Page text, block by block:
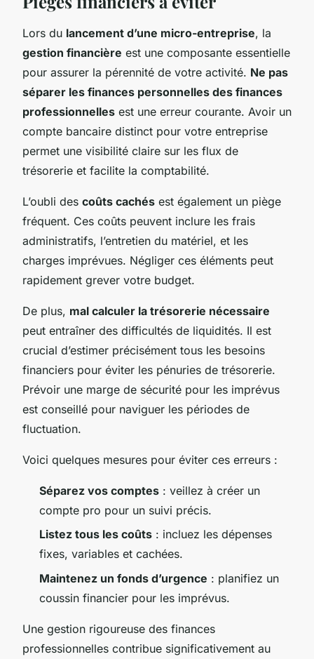
Lors du lancement d’une micro-entreprise, la
gestion financière est une composante essentielle
pour assurer la pérennité de votre activité. Ne pas
séparer les finances personnelles des finances
professionnelles est une erreur courante. Avoir un
compte bancaire distinct pour votre entreprise
permet une visibilité claire sur les flux de
trésorerie et facilite la comptabilité.
L’oubli des coûts cachés est également un piège
fréquent. Ces coûts peuvent inclure les frais
administratifs, l’entretien du matériel, et les
charges imprévues. Négliger ces éléments peut
rapidement grever votre budget.
De plus, mal calculer la trésorerie nécessaire
peut entraîner des difficultés de liquidités. Il est
crucial d’estimer précisément tous les besoins
financiers pour éviter les pénuries de trésorerie.
Prévoir une marge de sécurité pour les imprévus
est conseillé pour naviguer les périodes de
fluctuation.
Voici quelques mesures pour éviter ces erreurs :
Séparez vos comptes : veillez à créer un
compte pro pour un suivi précis.
Listez tous les coûts : incluez les dépenses
fixes, variables et cachées.
Maintenez un fonds d’urgence : planifiez un
coussin financier pour les imprévus.
Une gestion rigoureuse des finances
professionnelles contribue significativement au